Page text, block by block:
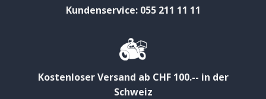
Kundenservice: 055 211 11 11
Kostenloser Versand ab CHF 100.-- in der
Schweiz